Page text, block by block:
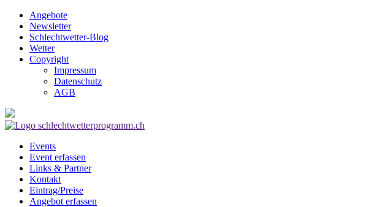
Angebote
Newsletter
Schlechtwetter-Blog
Wetter
Copyright
Impressum
Datenschutz
AGB
Events
Event erfassen
Links & Partner
Kontakt
Eintrag/Preise
Angebot erfassen